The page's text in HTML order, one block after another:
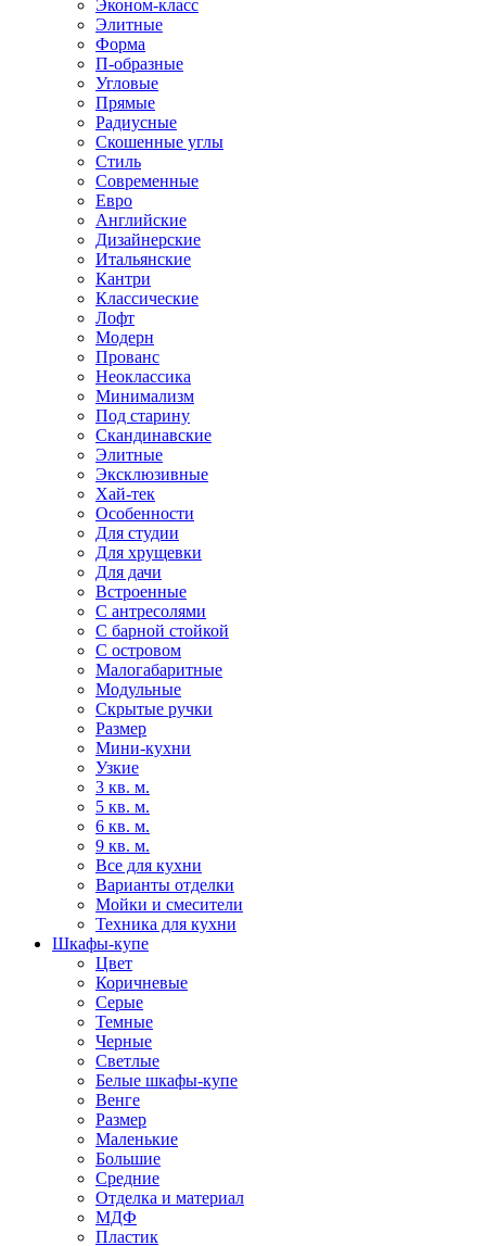
Эконом-класс
Элитные
Форма
П-образные
Угловые
Прямые
Радиусные
Скошенные углы
Стиль
Современные
Евро
Английские
Дизайнерские
Итальянские
Кантри
Классические
Лофт
Модерн
Прованс
Неоклассика
Минимализм
Под старину
Скандинавские
Элитные
Эксклюзивные
Хай-тек
Особенности
Для студии
Для хрущевки
Для дачи
Встроенные
С антресолями
С барной стойкой
С островом
Малогабаритные
Модульные
Скрытые ручки
Размер
Мини-кухни
Узкие
3 кв. м.
5 кв. м.
6 кв. м.
9 кв. м.
Все для кухни
Варианты отделки
Мойки и смесители
Техника для кухни
Шкафы-купе
Цвет
Коричневые
Серые
Темные
Черные
Светлые
Белые шкафы-купе
Венге
Размер
Маленькие
Большие
Средние
Отделка и материал
МДФ
Пластик